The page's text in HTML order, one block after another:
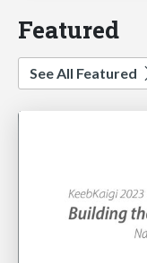
Featured
See All Featured